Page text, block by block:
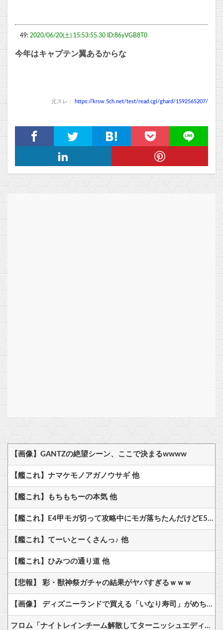
49: 2020/06/20(土) 15:53:55.30 ID:86yVGB8T0
今年はキャプテン翼あるからな
元スレ： https://krsw.5ch.net/test/read.cgi/ghard/1592565207/
【画像】GANTZの絶望シーン、ここで決まるwwww
【艦これ】ナマケモノアガノウサギ 他
【艦これ】もちもちーの本気 他
【艦これ】E4甲モガ切って攻略中にモガ落ちたんだけどE5甲で使うために育てる価値ある？
【艦これ】てーいとーくさんっ♪ 他
【艦これ】ひみつの通り道 他
【悲報】 彩・獣神祭ガチャの結果がヤバすぎるｗｗｗ
【画像】 ディズニーランドで買える「いなり寿司」がめちゃめちゃ美味しそう
フロム「ナイトレインチーム解散してターニッシュエディション完成させました」←これｗｗｗｗ